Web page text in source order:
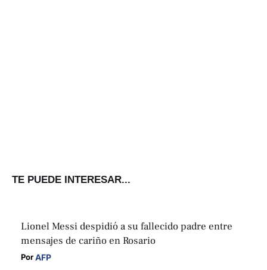
TE PUEDE INTERESAR...
Lionel Messi despidió a su fallecido padre entre
mensajes de cariño en Rosario
Por AFP